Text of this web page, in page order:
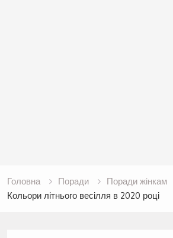
Головна Поради
Поради жінкам
Кольори літнього весілля в 2020 році